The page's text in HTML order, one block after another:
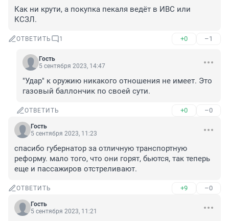
Как ни крути, а покупка пекаля ведёт в ИВС или
КСЗЛ.
ОТВЕТИТЬ 1 +0 –1
Гость
5 сентября 2023, 14:47
"Удар" к оружию никакого отношения не имеет. Это
газовый баллончик по своей сути.
ОТВЕТИТЬ +0 –0
Гость
5 сентября 2023, 11:23
спасибо губернатор за отличную транспортную
реформу. мало того, что они горят, бьются, так теперь
еще и пассажиров отстреливают.
ОТВЕТИТЬ +9 –0
Гость
5 сентября 2023, 11:21